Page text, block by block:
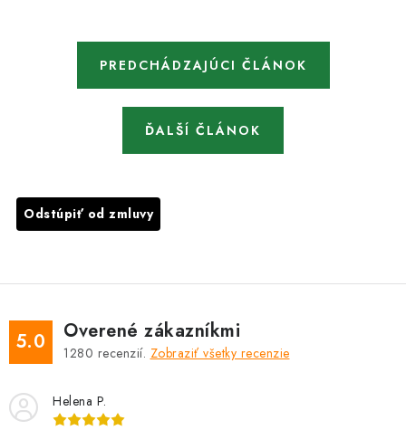
PREDCHÁDZAJÚCI ČLÁNOK
ĎALŠÍ ČLÁNOK
Odstúpiť od zmluvy
5.0 Overené zákazníkmi
1280 recenzií. Zobraziť všetky recenzie
Helena P.